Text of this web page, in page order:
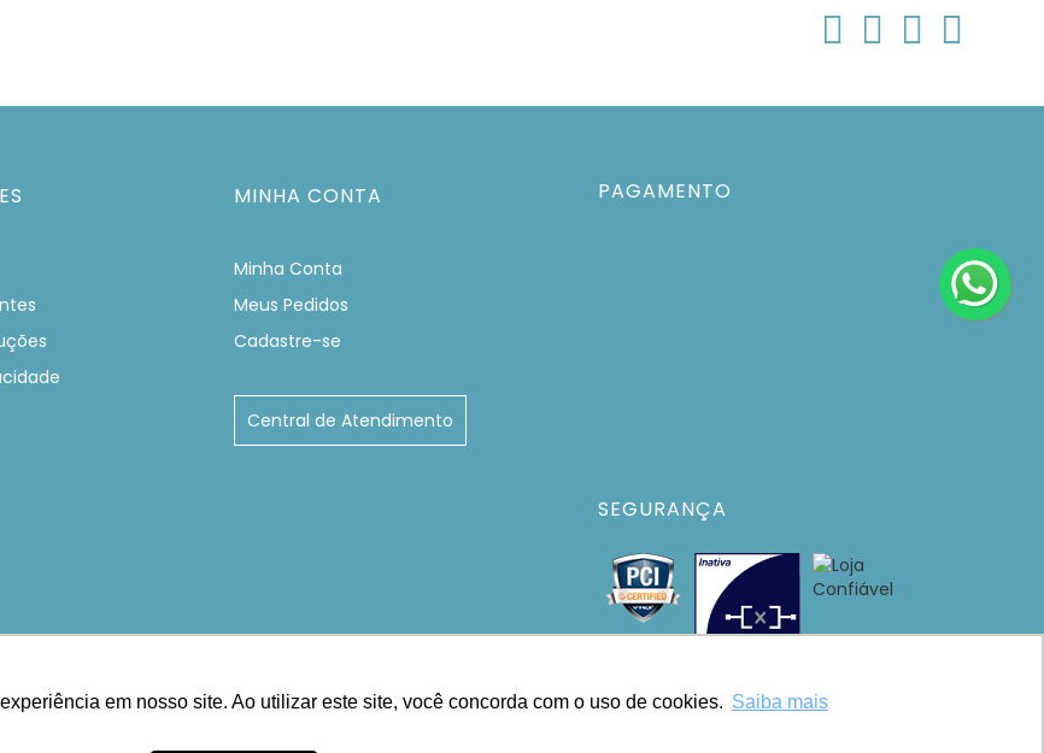
em nosso site. Ao utilizar este site, você concorda com o uso de cookies. Saiba mais
MINHA CONTA
Minha Conta
Meus Pedidos
Cadastre-se
Central de Atendimento
PAGAMENTO
SEGURANÇA